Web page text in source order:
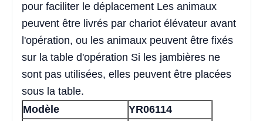
pour faciliter le déplacement Les animaux
peuvent être livrés par chariot élévateur avant
l'opération, ou les animaux peuvent être fixés
sur la table d'opération Si les jambières ne
sont pas utilisées, elles peuvent être placées
sous la table.
Modèle
YR06114